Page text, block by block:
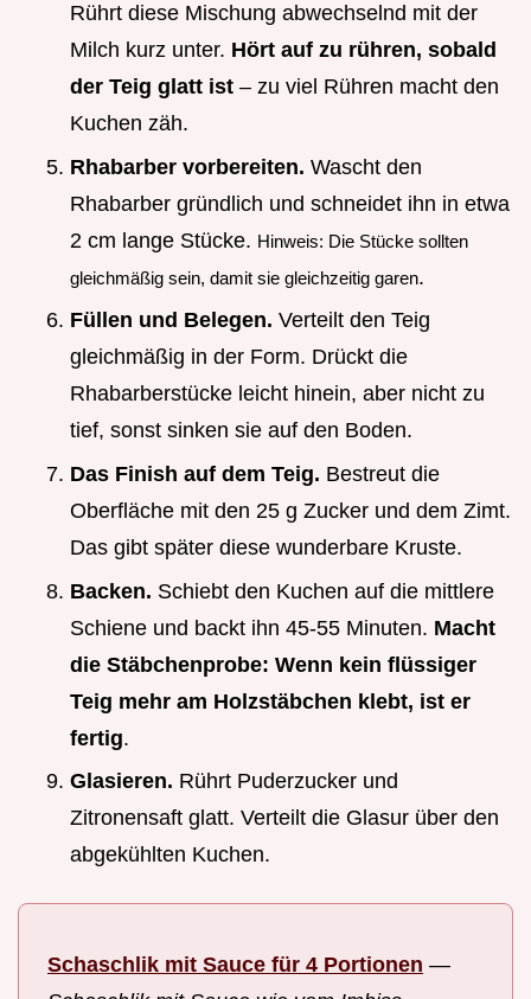
Rührt diese Mischung abwechselnd mit der
Milch kurz unter. Hört auf zu rühren, sobald
der Teig glatt ist – zu viel Rühren macht den
Kuchen zäh.
Rhabarber vorbereiten. Wascht den
Rhabarber gründlich und schneidet ihn in etwa
2 cm lange Stücke. Hinweis: Die Stücke sollten
gleichmäßig sein, damit sie gleichzeitig garen.
Füllen und Belegen. Verteilt den Teig
gleichmäßig in der Form. Drückt die
Rhabarberstücke leicht hinein, aber nicht zu
tief, sonst sinken sie auf den Boden.
Das Finish auf dem Teig. Bestreut die
Oberfläche mit den 25 g Zucker und dem Zimt.
Das gibt später diese wunderbare Kruste.
Backen. Schiebt den Kuchen auf die mittlere
Schiene und backt ihn 45-55 Minuten. Macht
die Stäbchenprobe: Wenn kein flüssiger
Teig mehr am Holzstäbchen klebt, ist er
fertig.
Glasieren. Rührt Puderzucker und
Zitronensaft glatt. Verteilt die Glasur über den
abgekühlten Kuchen.
Schaschlik mit Sauce für 4 Portionen —